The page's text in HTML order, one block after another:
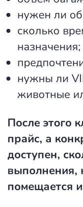
нужен ли
сколько
назначения;
нужны ли
животные
После этого
прайс, а
доступен,
выполнения,
помещается